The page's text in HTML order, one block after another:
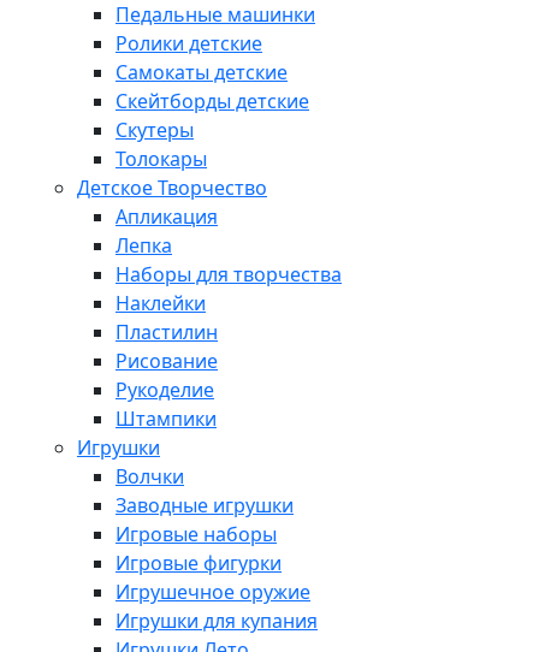
Педальные машинки
Ролики детские
Самокаты детские
Скейтборды детские
Скутеры
Толокары
Детское Творчество
Апликация
Лепка
Наборы для творчества
Наклейки
Пластилин
Рисование
Рукоделие
Штампики
Игрушки
Волчки
Заводные игрушки
Игровые наборы
Игровые фигурки
Игрушечное оружие
Игрушки для купания